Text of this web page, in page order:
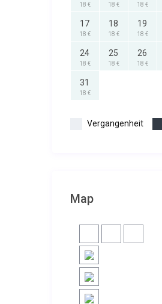
18 € 18 € 18 €
17
18 €
18
18 €
19
18 €
24
18 €
25
18 €
26
18 €
31
18 €
Vergangenheit
Map